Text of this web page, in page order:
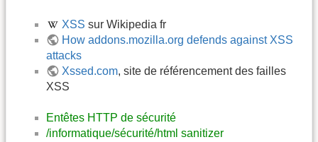
XSS sur Wikipedia fr
How addons.mozilla.org defends against XSS
attacks
Xssed.com, site de référencement des failles
XSS
Entêtes HTTP de sécurité
/informatique/sécurité/html sanitizer